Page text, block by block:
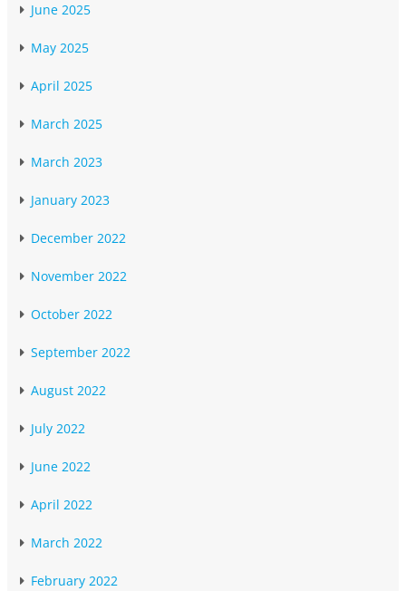
June 2025
May 2025
April 2025
March 2025
March 2023
January 2023
December 2022
November 2022
October 2022
September 2022
August 2022
July 2022
June 2022
April 2022
March 2022
February 2022